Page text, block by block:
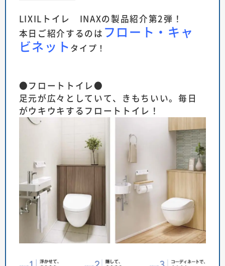
LIXILトイレ INAXの製品紹介第2弾！
本日ご紹介するのは フロート・キャ
ビネット タイプ！
●フロートトイレ●
足元が広々としていて、きもちいい。毎日
がウキウキするフロートトイレ！